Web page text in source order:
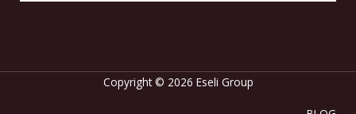
Copyright © 2026 Eseli Group